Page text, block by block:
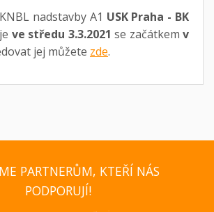
nadstavby A1 USK Praha - BK
ve středu 3.3.2021 se začátkem v
jej můžete zde.
PARTNERŮM, KTEŘÍ NÁS
PODPORUJÍ!